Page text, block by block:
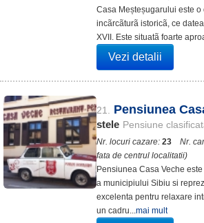
Casa Meșteșugarului este
incãrcãturã istoricã, ce
XVII. Este situatã foarte
Vezi detalii
21. Pensiunea
stele Pensiune
Nr. locuri cazare: 23 Nr.
fata de centrul localitatii)
Pensiunea Casa Veche
a municipiului Sibiu si
excelenta pentru relaxare
un cadru...mai mult